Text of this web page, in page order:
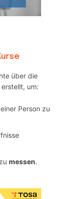
über die
um:
Person zu
messen.